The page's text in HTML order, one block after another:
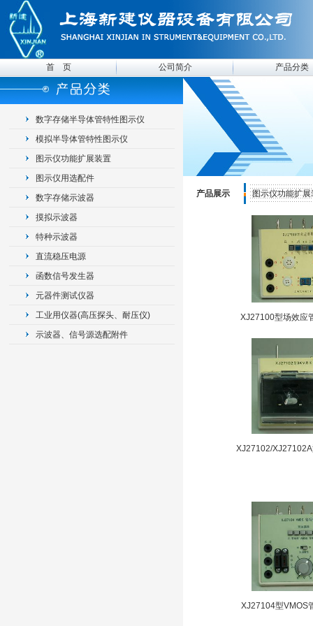
首 页 公司简介 产品分类
数字存储半导体管特性图示仪
模拟半导体管特性图示仪
图示仪功能扩展装置
图示仪用选配件
数字存储示波器
摸拟示波器
特种示波器
直流稳压电源
函数信号发生器
元器件测试仪器
工业用仪器(高压探头、耐压仪)
示波器、信号源选配附件
产品展示 图示仪功能扩展
XJ27100型场效应
XJ27102/
XJ27104型VMOS